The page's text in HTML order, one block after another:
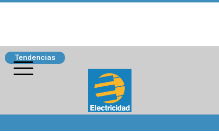
Tendencias